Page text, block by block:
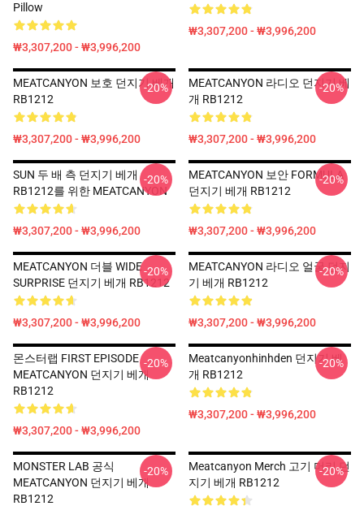
Pillow
₩3,307,200 - ₩3,996,200
₩3,307,200 - ₩3,996,200
MEATCANYON 보호 던지기 베개
RB1212
₩3,307,200 - ₩3,996,200
-20%
MEATCANYON 라디오 던지기 베
개 RB1212
₩3,307,200 - ₩3,996,200
-20%
SUN 두 배 측 던지기 베개
RB1212를 위한 MEATCANYON
₩3,307,200 - ₩3,996,200
-20%
MEATCANYON 보안 FORMULA
던지기 베개 RB1212
₩3,307,200 - ₩3,996,200
-20%
MEATCANYON 더블 WIDE
SURPRISE 던지기 베개 RB1212
₩3,307,200 - ₩3,996,200
-20%
MEATCANYON 라디오 얼굴 던지
기 베개 RB1212
₩3,307,200 - ₩3,996,200
-20%
몬스터랩 FIRST EPISODE
MEATCANYON 던지기 베개
RB1212
₩3,307,200 - ₩3,996,200
-20%
Meatcanyonhinhden 던지기 베
개 RB1212
₩3,307,200 - ₩3,996,200
-20%
MONSTER LAB 공식
MEATCANYON 던지기 베개
RB1212
-20%
Meatcanyon Merch 고기 머리 던
지기 베개 RB1212
-20%